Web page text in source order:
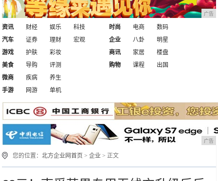
广告
资讯 财经 娱乐
科技
汽车
证券 理财 宏观
时尚 电商
数码
企业
八卦
明星
游戏
护肤
彩妆
美食
导购 评测
商讯 家居
楼盘
购物
课程
出国
微商
疾病
养生
手游
网游 单机
广告
您的位置：北方企业网首页 >企业 > 正文